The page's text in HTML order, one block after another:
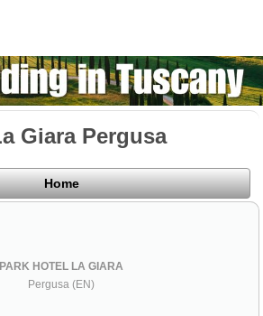
Giara Pergusa
Home
PARK HOTEL LA GIARA
Pergusa (EN)